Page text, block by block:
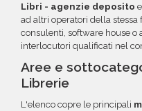
Libri - agenzie deposito e
ad altri operatori della
consulenti, software house
interlocutori qualificati nel
Aree e
Librerie
L'elenco copre le principali